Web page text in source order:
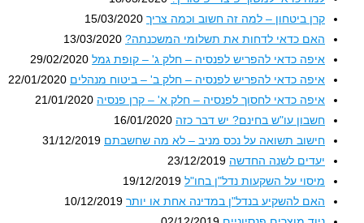
קרן ביטחון – למה זה חשוב וכמה צריך 15/03/2020
האם כדאי לדחות את תשלומי המשכנתה? 13/03/2020
איפה כדאי להפריש לפנסיה – חלק ג' – קופת גמל 29/02/2020
איפה כדאי להפריש לפנסיה – חלק ב' – ביטוח מנהלים 22/01/2020
איפה כדאי לחסוך לפנסיה – חלק א' – קרן פנסיה 21/01/2020
חשבון עו"ש בחינם? יש דבר כזה 16/01/2020
חישוב תשואה על נכס מניב – לא מה שחשבתם 31/12/2019
יעדים לשנה החדשה 23/12/2019
מיסוי על השקעות נדל"ן בחו"ל 19/12/2019
האם להשקיע בנדל"ן במדינה אחת או יותר 10/12/2019